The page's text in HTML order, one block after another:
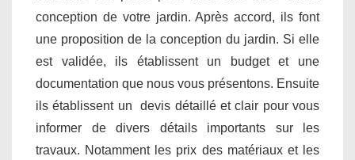
conception de votre jardin. Après accord, ils font
une proposition de la conception du jardin. Si elle
est validée, ils établissent un budget et une
documentation que nous vous présentons. Ensuite
ils établissent un devis détaillé et clair pour vous
informer de divers détails importants sur les
travaux. Notamment les prix des matériaux et les